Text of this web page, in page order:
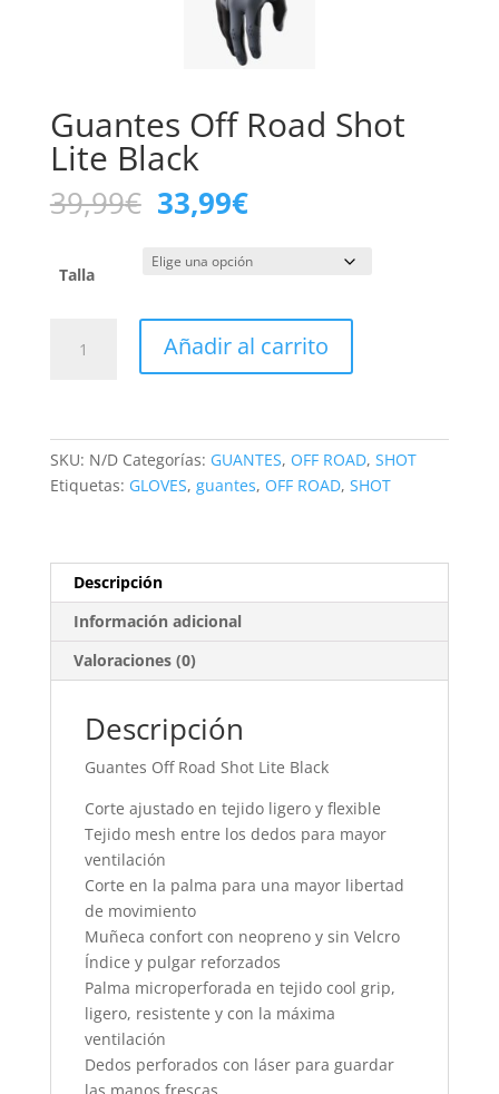
Guantes Off Road Shot
Lite Black
39,99€ El
precio
original
era:
33,99€El
precio
actual
es:
Talla
Black
cantidad
Añadir al carrito
SKU: N/D Categorías: GUANTES, OFF ROAD, SHOT
Etiquetas: GLOVES, guantes, OFF ROAD, SHOT
Descripción
Información adicional
Valoraciones (0)
Descripción
Guantes Off Road Shot Lite Black
Corte ajustado en tejido ligero y flexible
Tejido mesh entre los dedos para mayor
ventilación
Corte en la palma para una mayor libertad
de movimiento
Muñeca confort con neopreno y sin Velcro
Índice y pulgar reforzados
Palma microperforada en tejido cool grip,
ligero, resistente y con la máxima
ventilación
Dedos perforados con láser para guardar
las manos frescas